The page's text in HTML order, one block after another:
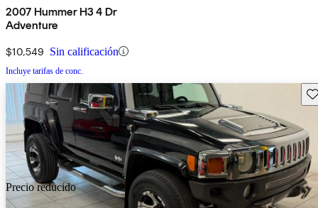
2007 Hummer H3 4 Dr
Adventure
$10,549 Sin calificación
Incluye tarifas de conc.
Precio reducido